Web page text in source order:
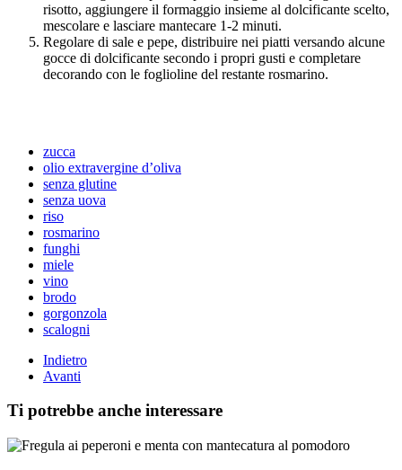
risotto, aggiungere il formaggio insieme al dolcificante scelto,
mescolare e lasciare mantecare 1-2 minuti.
Regolare di sale e pepe, distribuire nei piatti versando alcune
gocce di dolcificante secondo i propri gusti e completare
decorando con le foglioline del restante rosmarino.
zucca
olio extravergine d’oliva
senza glutine
senza uova
riso
rosmarino
funghi
miele
vino
brodo
gorgonzola
scalogni
Indietro
Avanti
Ti potrebbe anche interessare